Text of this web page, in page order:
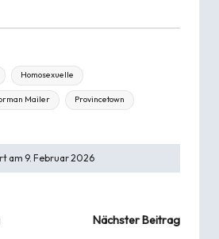
Homosexuelle
Mailer Provincetown
am 9. Februar 2026
Nächster Beitrag